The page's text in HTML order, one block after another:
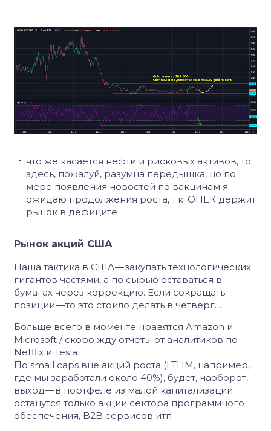
что же касается нефти и рисковых активов, то
здесь, пожалуй, разумна передышка, но по
мере появления новостей по вакцинам я
ожидаю продолжения роста, т.к. ОПЕК держит
рынок в дефиците
Рынок акций США
Наша тактика в США — закупать технологических
гигантов частями, а по сырью оставаться в
бумагах через коррекцию. Если сокращать
позиции — то это стоило делать в четверг…
Больше всего в моменте нравятся Amazon и
Microsoft / скоро жду отчеты от аналитиков по
Netflix и Tesla
По small caps вне акций роста (LTHM, например,
где мы заработали около 40%), будет, наоборот,
выход — в портфеле из малой капитализации
останутся только акции сектора программного
обеспечения, B2B сервисов итп